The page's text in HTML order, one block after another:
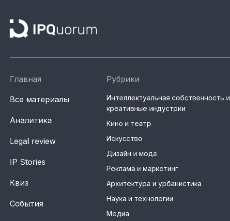
Главная
Все материалы
Аналитика
Legal review
IP Stories
Квиз
События
Рубрики
Интеллектуальная собственность и
креативные индустрии
Кино и театр
Искусство
Дизайн и мода
Реклама и маркетинг
Архитектура и урбанистика
Наука и технологии
Медиа